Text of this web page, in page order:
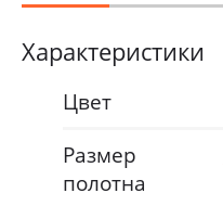
Характеристики
Цвет
Размер
полотна